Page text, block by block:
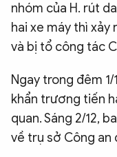
nhóm của H. rút
hai xe máy thì
và bị tổ công tác
Ngay trong đêm
khẩn trương tiến
quan. Sáng 2/12,
về trụ sở Công an